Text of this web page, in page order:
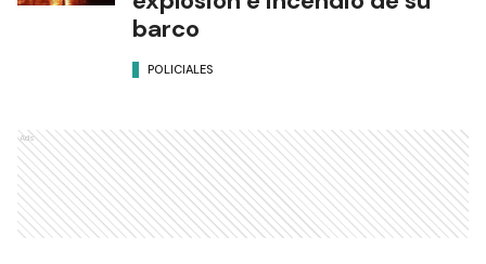
barco
POLICIALES
Ads